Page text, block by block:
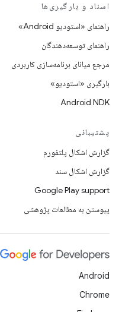
اسناد و بارگیری‌ها
راهنمای «استودیو Android»
راهنمای توسعه‌دهندگان
مرجع میانای برنامه‌سازی کاربردی
بارگیری «استودیو»
Android NDK
پشتیبانی
گزارش اشکال پلتفورم
گزارش اشکال سند
Google Play support
پیوستن به مطالعات پژوهشی
Android
Chrome